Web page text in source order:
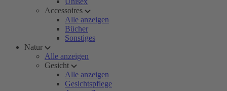
Accessoires
Alle anzeigen
Bücher
Sonstiges
Natur
Alle anzeigen
Gesicht
Alle anzeigen
Gesichtspflege